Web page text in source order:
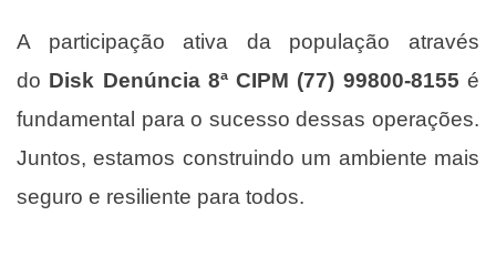
A participação ativa da população através
do Disk Denúncia 8ª CIPM (77) 99800-8155 é
fundamental para o sucesso dessas operações.
Juntos, estamos construindo um ambiente mais
seguro e resiliente para todos.